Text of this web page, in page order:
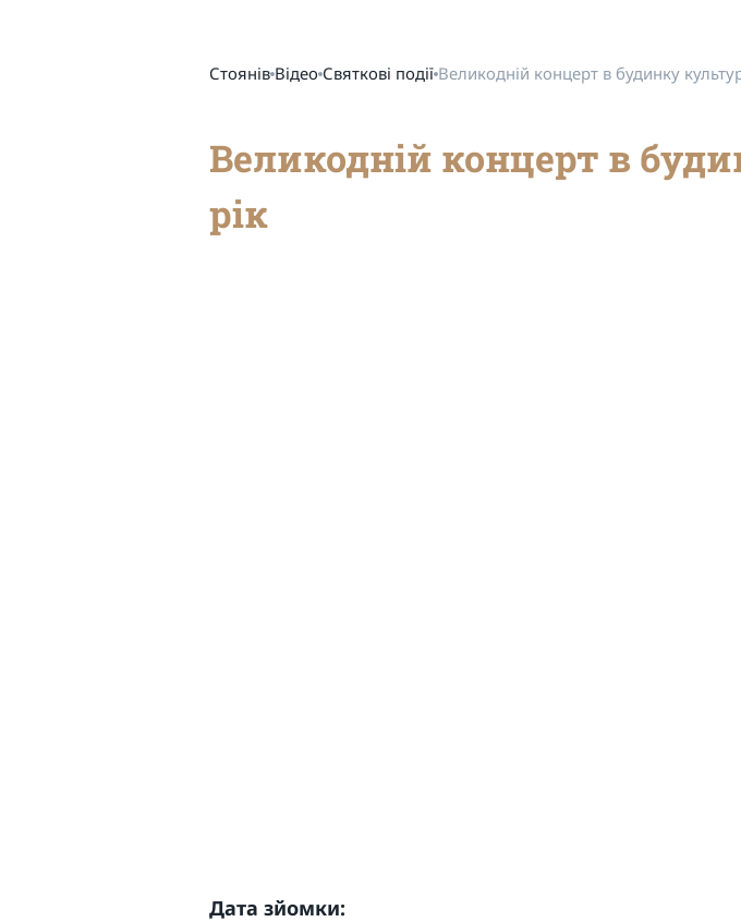
Стоянів Відео Святкові події Великодній концерт в будинку
Великодній концерт в
рік
Дата зйомки: